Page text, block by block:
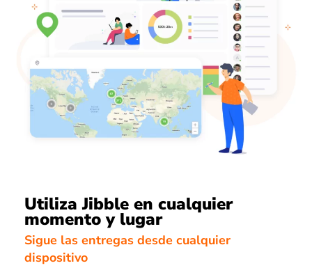
Utiliza Jibble en cualquier
momento y lugar
Sigue las entregas desde cualquier
dispositivo